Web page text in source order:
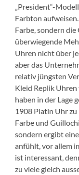
„President“-
Farbton
Farbe, sondern
überwiegende
Uhren nicht über
aber das
relativ jüngsten
Kleid Replik
haben in der Lage
1908 Platin Uhr
Farbe und
sondern ergibt
anfühlt, vor allem
ist interessant,
zu viele gleich